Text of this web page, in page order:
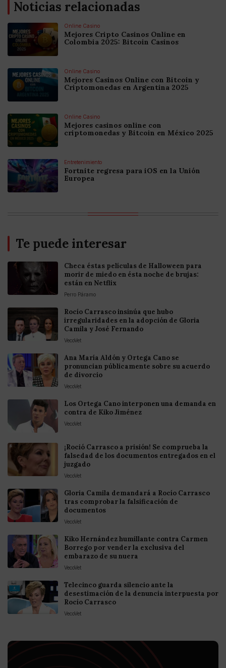
Noticias relacionadas
Online Casino
Mejores Cripto Casinos Online en
Colombia 2025: Bitcoin Casinos
Online Casino
Mejores Casinos Online con Bitcoin y
Criptomonedas en Argentina 2025
Online Casino
Mejores casinos online con
criptomonedas y Bitcoin en México 2025
Entretenimiento
Fortnite regresa para iOS en la Unión
Europea
Te puede interesar
Checa éstas películas de Halloween para
morir de miedo en ésta noche de brujas:
están en Netflix
Perro Páramo
Rocío Carrasco insinúa que hubo
irregularidades en la adopción de Gloria
Camila y José Fernando
VecoVet
Ana María Aldón y Ortega Cano se
pronuncian públicamente sobre su acuerdo
de divorcio
VecoVet
Los Ortega Cano interponen una demanda en
contra de Kiko Jiménez
VecoVet
¡Roció Carrasco a prisión! Se comprueba la
falsedad de los documentos entregados en el
juzgado
VecoVet
Gloria Camila demandará a Rocío Carrasco
tras comprobar la falsificación de
documentos
VecoVet
Kiko Hernández humillante contra Carmen
Borrego por vender la exclusiva del
embarazo de su nuera
VecoVet
Telecinco guarda silencio ante la
desestimación de la denuncia interpuesta por
Rocío Carrasco
VecoVet